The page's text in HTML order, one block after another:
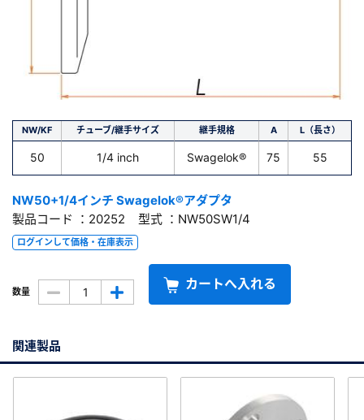
NW/KF チューブ/継手サイズ 継手規格 A L（長さ）
50 1/4 inch Swagelok® 75 55
NW50+1/4インチ Swagelok®アダプタ
製品コード ：20252 型式 ：NW50SW1/4
ログインして価格・在庫表示
数量 カートへ入れる
関連製品